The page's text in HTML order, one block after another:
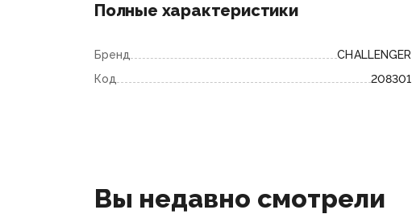
Полные характеристики
Бренд
CHALLENGER
Код
208301
Вы недавно смотрели